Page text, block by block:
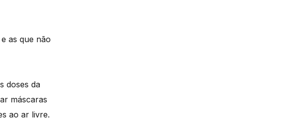
as que não
doses da
máscaras
ao ar livre.